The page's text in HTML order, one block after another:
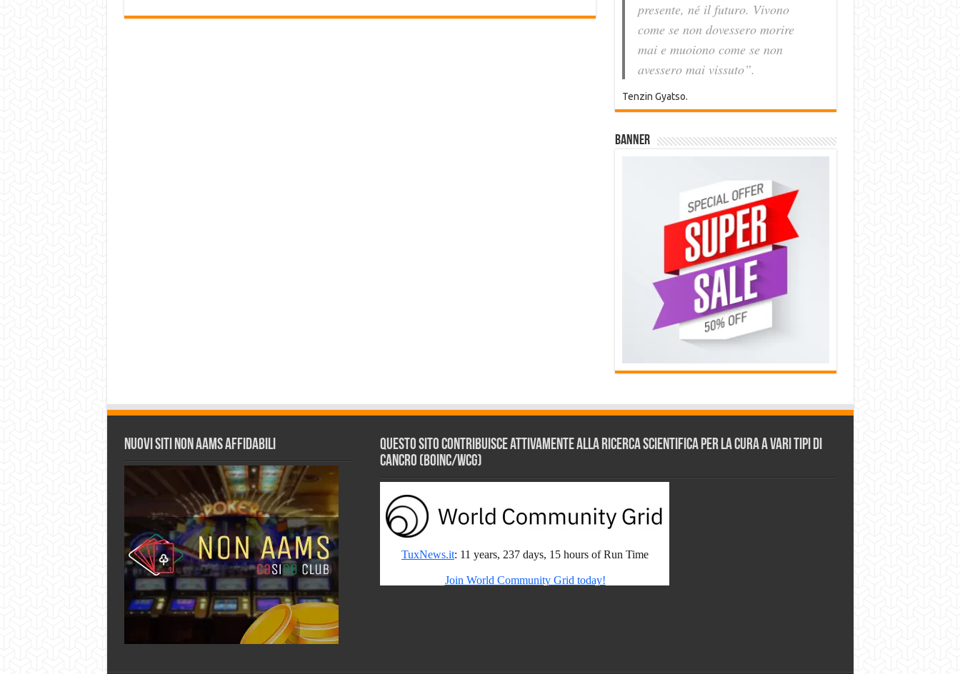
presente, né il futuro. Vivono
come se non dovessero morire
mai e muoiono come se non
avessero mai vissuto”.
Tenzin Gyatso.
Banner
Nuovi siti non AAMS affidabili
Questo sito contribuisce attivamente alla ricerca scientifica per la cura a vari tipi di
Cancro (BOINC/WCG)